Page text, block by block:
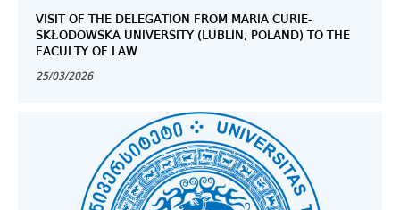
VISIT OF THE DELEGATION FROM MARIA CURIE-
SKŁODOWSKA UNIVERSITY (LUBLIN, POLAND) TO THE
FACULTY OF LAW
25/03/2026